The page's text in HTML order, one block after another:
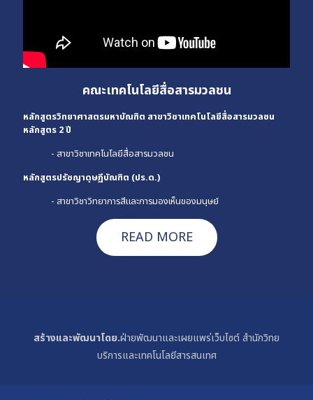
คณะเทคโนโลยีสื่อสารมวลชน
หลักสูตรวิทยาศาสตรมหาบัณฑิต สาขาวิชาเทคโนโลยีสื่อสารมวลชน
หลักสูตร 2 ปี
- สาขาวิชาเทคโนโลยีสื่อสารมวลชน
หลักสูตรปรัชญาดุษฏีบัณฑิต (ปร.ด.)
- สาขาวิชาวิทยาการสีและการมองเห็นของมนุษย์
READ MORE
สร้างและพัฒนาโดย.ฝ่ายพัฒนาและเผยแพร่เว็บไซต์ สำนักวิทย
บริการและเทคโนโลยีสารสนเทศ